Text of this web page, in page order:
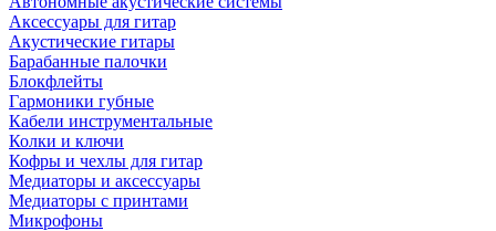
Аксессуары для гитар
Акустические гитары
Барабанные палочки
Блокфлейты
Гармоники губные
Кабели инструментальные
Колки и ключи
Кофры и чехлы для гитар
Медиаторы и аксессуары
Медиаторы с принтами
Микрофоны